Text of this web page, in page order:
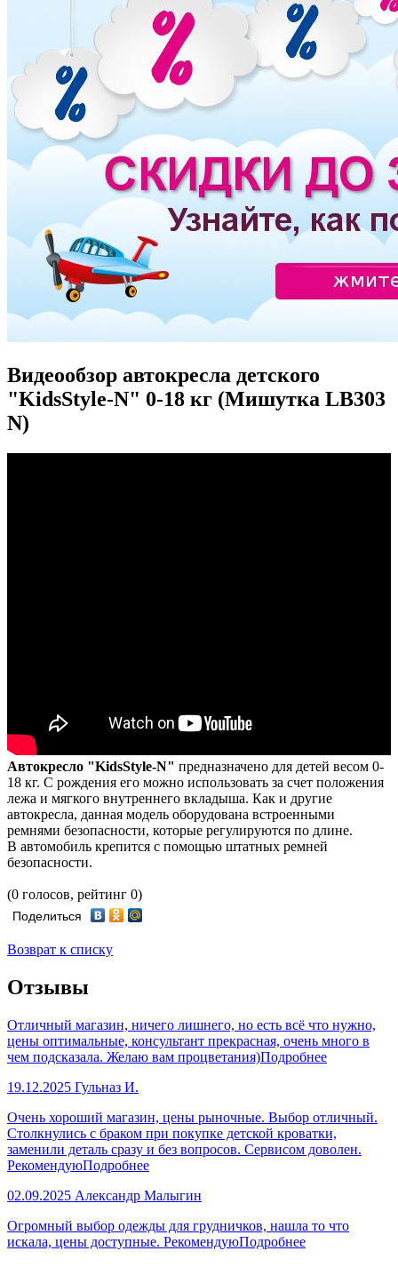
Видеообзор автокресла детского
"KidsStyle-N" 0-18 кг (Мишутка LB303
N)
Автокресло "KidsStyle-N" предназначено для детей весом 0-
18 кг. С рождения его можно использовать за счет положения
лежа и мягкого внутреннего вкладыша. Как и другие
автокресла, данная модель оборудована встроенными
ремнями безопасности, которые регулируются по длине.
В автомобиль крепится с помощью штатных ремней
безопасности.
(0 голосов, рейтинг 0)
Поделиться
Возврат к списку
Отзывы
Отличный магазин, ничего лишнего, но есть всё что нужно,
цены оптимальные, консультант прекрасная, очень много в
чем подсказала. Желаю вам процветания)Подробнее
19.12.2025 Гульназ И.
Очень хороший магазин, цены рыночные. Выбор отличный.
Столкнулись с браком при покупке детской кроватки,
заменили деталь сразу и без вопросов. Сервисом доволен.
РекомендуюПодробнее
02.09.2025 Александр Малыгин
Огромный выбор одежды для грудничков, нашла то что
искала, цены доступные. РекомендуюПодробнее